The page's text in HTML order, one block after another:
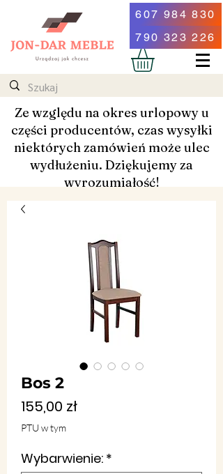
607 984 830
790 323 226
Ze względu na okres urlopowy u
części producentów, czas wysyłki
niektórych zamówień może ulec
wydłużeniu. Dziękujemy za
wyrozumiałość!
Bos 2
155,00 złCena
PTU w tym
Wybarwienie: *